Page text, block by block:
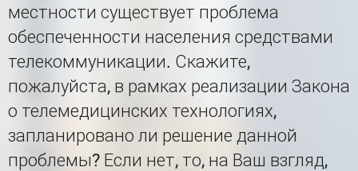
местности существует проблема
обеспеченности населения средствами
телекоммуникации. Скажите,
пожалуйста, в рамках реализации Закона
о телемедицинских технологиях,
запланировано ли решение данной
проблемы? Если нет, то, на Ваш взгляд,